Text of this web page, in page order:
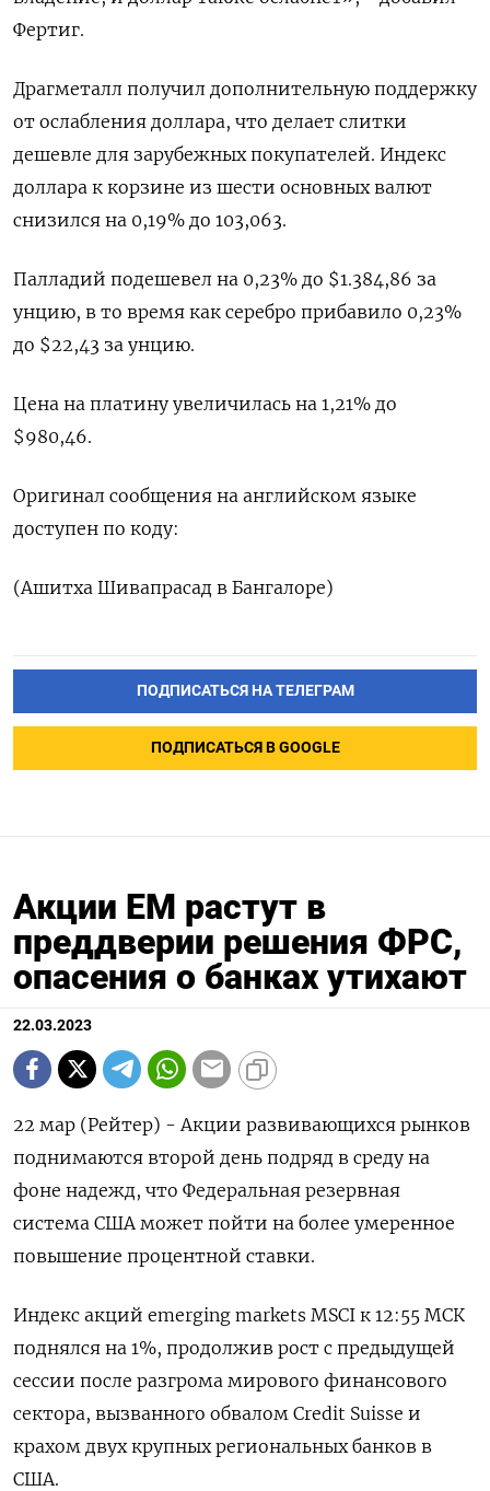
Фертиг.
Драгметалл получил дополнительную поддержку
от ослабления доллара, что делает слитки
дешевле для зарубежных покупателей. Индекс
доллара к корзине из шести основных валют
снизился на 0,19% до 103,063​.
Палладий подешевел на 0,23% до $1.384,86​​ за
унцию, в то время как серебро прибавило 0,23%
до $22,43​ за унцию.
Цена на платину увеличилась на 1,21% до
$980,46.
Оригинал сообщения на английском языке
доступен по коду:
(Ашитха Шивапрасад в Бангалоре)
ПОДПИСАТЬСЯ НА ТЕЛЕГРАМ
ПОДПИСАТЬСЯ В GOOGLE
Акции ЕМ растут в
преддверии решения ФРС,
опасения о банках утихают
22.03.2023
22 мар (Рейтер) - Акции развивающихся рынков
поднимаются второй день подряд в среду на
фоне надежд, что Федеральная резервная
система США может пойти на более умеренное
повышение процентной ставки.
Индекс акций emerging markets MSCI к 12:55 МСК
поднялся на 1%, продолжив рост с предыдущей
сессии после разгрома мирового финансового
сектора, вызванного обвалом Credit Suisse и
крахом двух крупных региональных банков в
США.